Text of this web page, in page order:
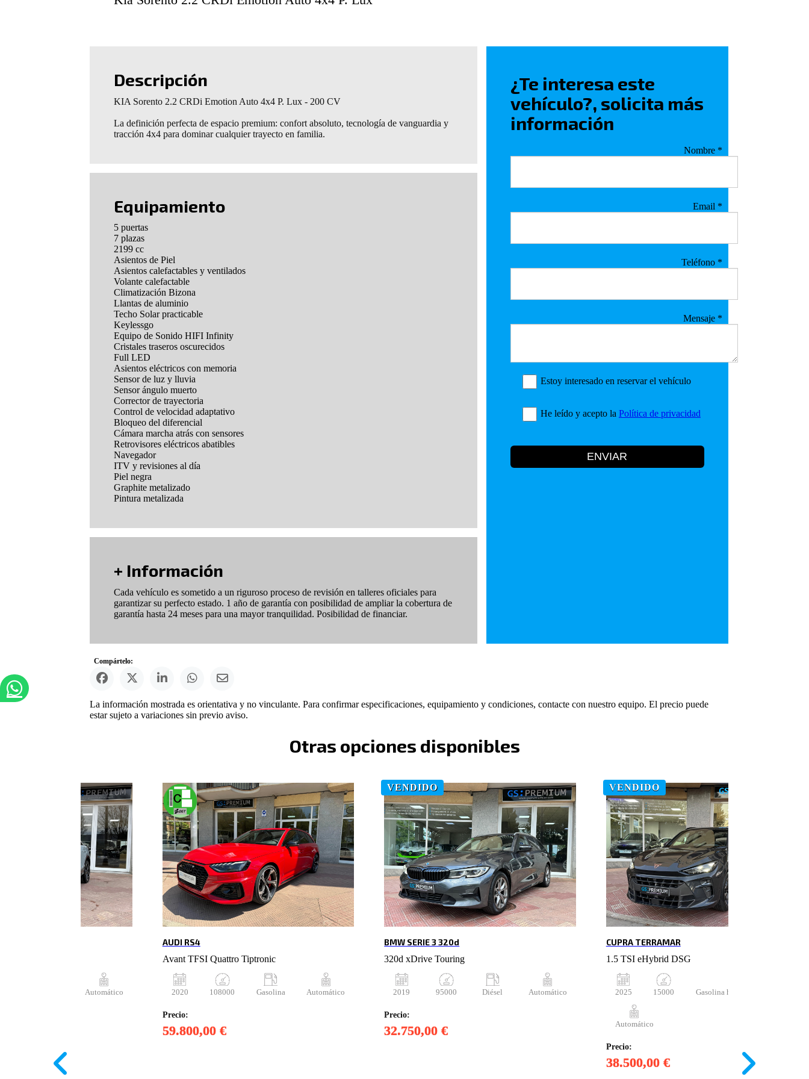
Descripción
KIA Sorento 2.2 CRDi Emotion Auto 4x4 P. Lux - 200 CV
La definición perfecta de espacio premium: confort absoluto, tecnología de vanguardia y
tracción 4x4 para dominar cualquier trayecto en familia.
Equipamiento
5 puertas
7 plazas
2199 cc
Asientos de Piel
Asientos calefactables y ventilados
Volante calefactable
Climatización Bizona
Llantas de aluminio
Techo Solar practicable
Keylessgo
Equipo de Sonido HIFI Infinity
Cristales traseros oscurecidos
Full LED
Asientos eléctricos con memoria
Sensor de luz y lluvia
Sensor ángulo muerto
Corrector de trayectoria
Control de velocidad adaptativo
Bloqueo del diferencial
Cámara marcha atrás con sensores
Retrovisores eléctricos abatibles
Navegador
ITV y revisiones al día
Piel negra
Graphite metalizado
Pintura metalizada
+ Información
Cada vehículo es sometido a un riguroso proceso de revisión en talleres oficiales para
garantizar su perfecto estado. 1 año de garantía con posibilidad de ampliar la cobertura de
garantía hasta 24 meses para una mayor tranquilidad. Posibilidad de financiar.
¿Te interesa este
vehículo?, solicita más
información
Nombre *
Email *
Teléfono *
Mensaje *
Estoy interesado en reservar el vehículo
He leído y acepto la Política de privacidad
ENVIAR
Compártelo:
La información mostrada es orientativa y no vinculante. Para confirmar especificaciones, equipamiento y condiciones, contacte con nuestro equipo. El precio puede
estar sujeto a variaciones sin previo aviso.
Otras opciones disponibles
Automático
AUDI RS4
2020 108000 Gasolina Automático
Avant TFSI Quattro Tiptronic
Precio:
59.800,00 €
VENDIDO
BMW SERIE 3 320d
2019 95000 Diésel Automático
320d xDrive Touring
Precio:
32.750,00 €
VENDIDO
CUPRA TERRAMAR
2025 15000 Gasolina híbrido enchufable
Automático
1.5 TSI eHybrid DSG
Precio:
38.500,00 €